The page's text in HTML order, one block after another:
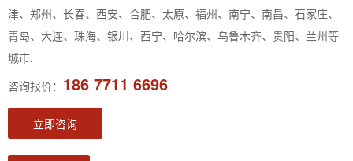
津、郑州、长春、西安、合肥、太原、福州、南宁、南昌、石家庄、
青岛、大连、珠海、银川、西宁、哈尔滨、乌鲁木齐、贵阳、兰州等
城市.
咨询报价： 186 7711 6696
立即咨询